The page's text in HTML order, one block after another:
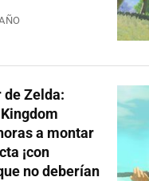
de Zelda:
a montar
¡con
no deberían